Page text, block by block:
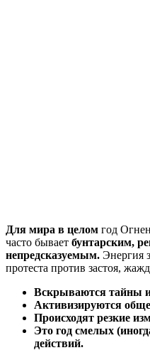
Для мира в целом год
часто бывает бунтарским,
непредсказуемым. Энергия
протеста против застоя,
Вскрываются тайны
Активизируются
Происходят резкие
Это год смелых
действий.